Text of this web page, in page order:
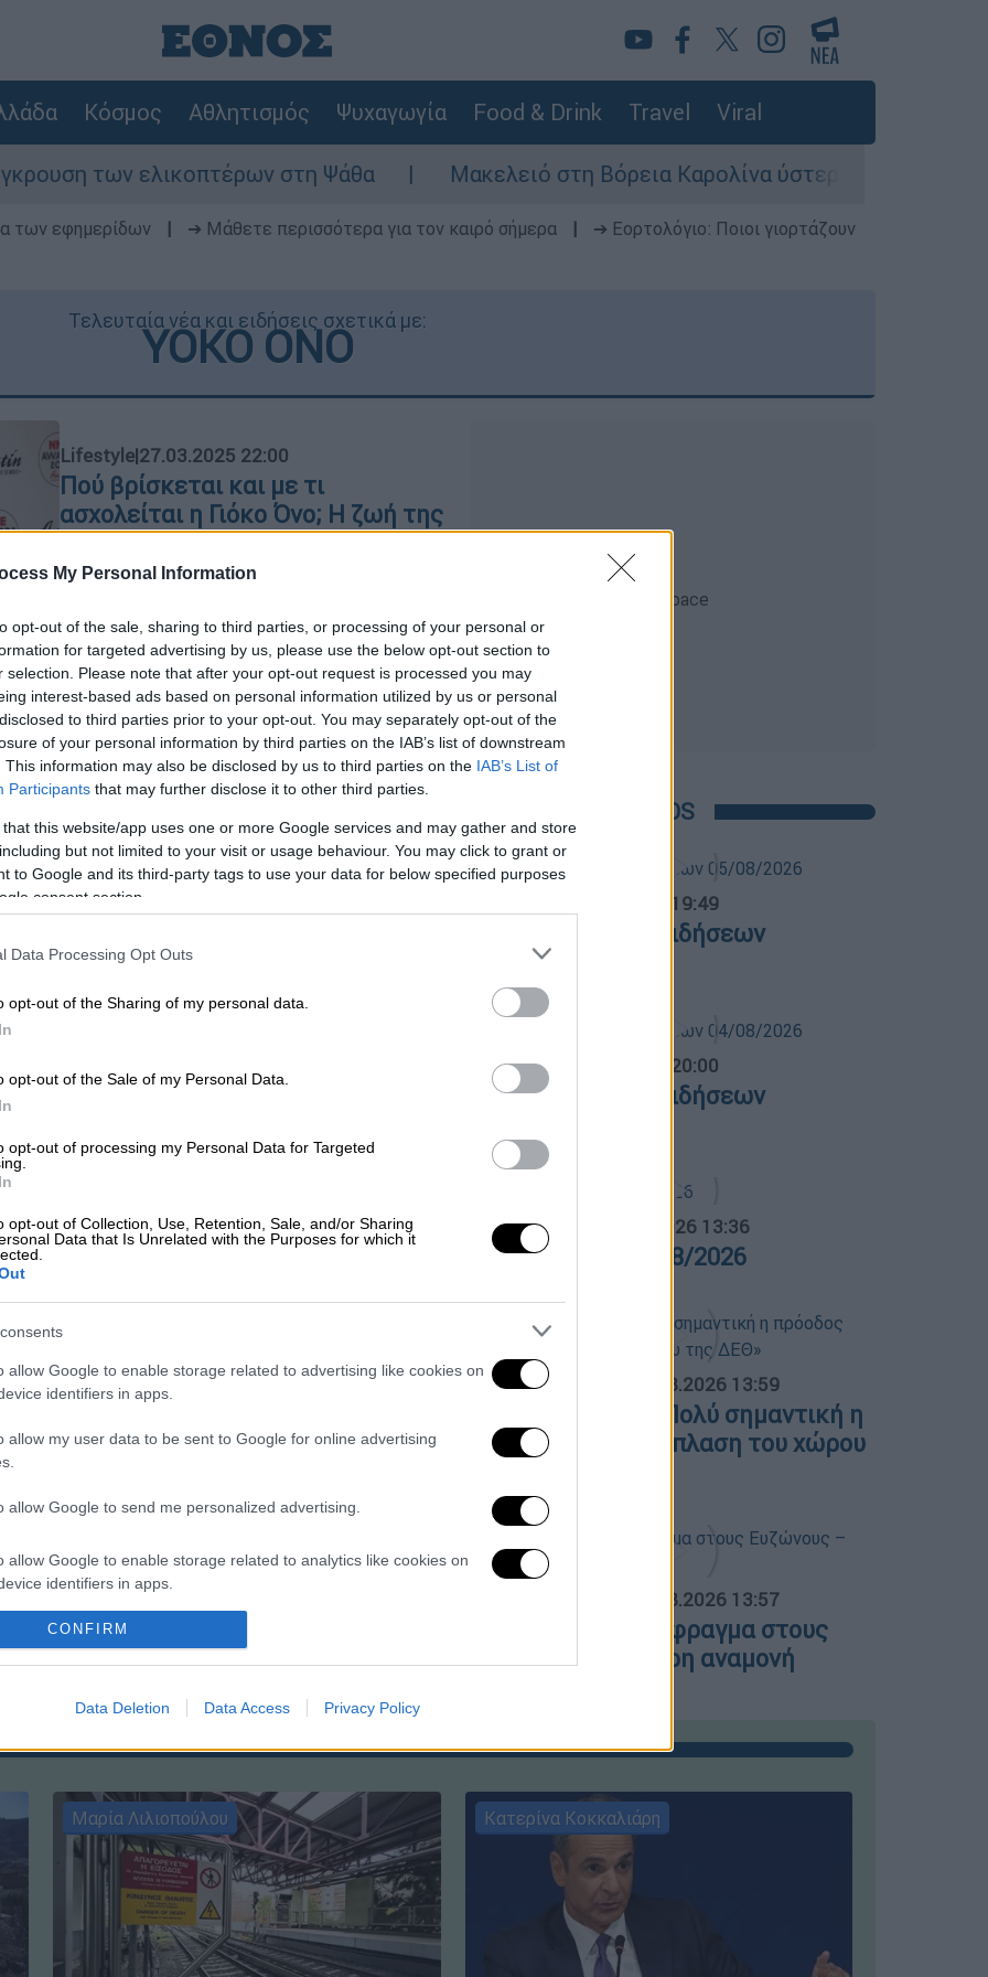
My Personal Information
opt-out of the sale, sharing to third parties, or processing of your personal or
for targeted advertising by us, please use the below opt-out section to
selection. Please note that after your opt-out request is processed you may
interest-based ads based on personal information utilized by us or personal
to third parties prior to your opt-out. You may separately opt-out of the
of your personal information by third parties on the IAB’s list of downstream
This information may also be disclosed by us to third parties on the IAB’s List of
Participants that may further disclose it to other third parties.
that this website/app uses one or more Google services and may gather and store
but not limited to your visit or usage behaviour. You may click to grant or
to Google and its third-party tags to use your data for below specified purposes
consent section.
Data Processing Opt Outs
opt-out of the Sharing of my personal data.
opt-out of the Sale of my Personal Data.
opt-out of processing my Personal Data for Targeted
opt-out of Collection, Use, Retention, Sale, and/or Sharing
Data that Is Unrelated with the Purposes for which it
allow Google to enable storage related to advertising like cookies on
identifiers in apps.
allow my user data to be sent to Google for online advertising
allow Google to send me personalized advertising.
allow Google to enable storage related to analytics like cookies on
identifiers in apps.
allow Google to enable storage related to functionality of the website
allow Google to enable storage related to personalization.
allow Google to enable storage related to security, including
CONFIRM
Data Deletion Data Access Privacy Policy
Κόσμος Αθλητισμός Ψυχαγωγία Food & Drink Travel Viral
των ελικοπτέρων στη Ψάθα Μακελειό στη Βόρεια Καρολίνα ύστερα από
των εφημερίδων ➔ Μάθετε περισσότερα για τον καιρό σήμερα
➔ Εορτολόγιο: Ποιοι γιορτάζουν
Τελευταία νέα και ειδήσεις σχετικά με:
YOKO ONO
Lifestyle|27.03.2025 22:00
Πού βρίσκεται και με τι
ασχολείται η Γιόκο Όνο; Η ζωή της
μακριά από τα φώτα της
δημοσιότητας
αποφασίσει να ζει μία ήρεμη ζωή στα
92 της χρόνια
Μουσική|09.04.2021 16:28
αδημοσίευτα πλάνα από τη ζωή
τους
Στο νέο βιντεοκλίπ του «Look at Me»
είχαν τραβηχτεί στο σπίτι του John
Yoko Ono γίνεται ταινία
τον παραγωγό Michael De Luca καθώς
και με τον σεναριογράφο Anthony
καλλιτέχνης
POPULAR VIDEOS
05.08.2026 19:49
Κεντρικό δελτίο ειδήσεων
05/08/2026
Κεντρικό... 04.08.2026 20:00
Κεντρικό δελτίο ειδήσεων
Ώρα Ελλάδος... 05.08.2026 13:36
Ώρα Ελλάδος 05/08/2026
ΑΠΟΣΠΑΣΜΑΤΑ... 05.08.2026 13:59
Κ.Μητσοτάκης: «Πολύ σημαντική η
πρόοδος στην ανάπλαση του χώρου
05.08.2026 13:57
Κυκλοφοριακό έμφραγμα στους
Ευζώνους – Τρίωρη αναμονή
Μαρία Λιλιοπούλου Κατερίνα Κοκκαλιάρη